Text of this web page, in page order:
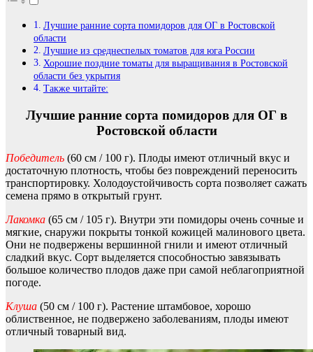
Лучшие ранние сорта помидоров для ОГ в Ростовской
области
Лучшие из среднеспелых томатов для юга России
Хорошие поздние томаты для выращивания в Ростовской
области без укрытия
Также читайте:
Лучшие ранние сорта помидоров для ОГ в
Ростовской области
Победитель (60 см / 100 г). Плоды имеют отличный вкус и
достаточную плотность, чтобы без повреждений переносить
транспортировку. Холодоустойчивость сорта позволяет сажать
семена прямо в открытый грунт.
Лакомка (65 см / 105 г). Внутри эти помидоры очень сочные и
мягкие, снаружи покрыты тонкой кожицей малинового цвета.
Они не подвержены вершинной гнили и имеют отличный
сладкий вкус. Сорт выделяется способностью завязывать
большое количество плодов даже при самой неблагоприятной
погоде.
Клуша (50 см / 100 г). Растение штамбовое, хорошо
облиственное, не подвержено заболеваниям, плоды имеют
отличный товарный вид.